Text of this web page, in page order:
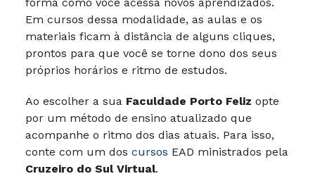
Em cursos dessa modalidade, as aulas e os
materiais ficam à distância de alguns cliques,
prontos para que você se torne dono dos seus
próprios horários e ritmo de estudos.
Ao escolher a sua Faculdade Porto Feliz opte
por um método de ensino atualizado que
acompanhe o ritmo dos dias atuais. Para isso,
conte com um dos cursos EAD ministrados pela
Cruzeiro do Sul Virtual.